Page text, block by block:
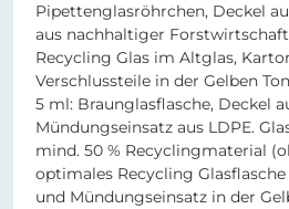
Pipettenglasröhrchen, Deckel
aus nachhaltiger
Recycling Glas im Altglas,
Verschlussteile in der Gelben
5 ml: Braunglasflasche, Deckel
Mündungseinsatz aus LDPE.
mind. 50 % Recyclingmaterial
optimales Recycling
und Mündungseinsatz in der